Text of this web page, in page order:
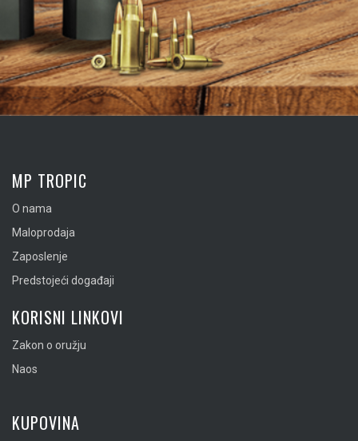
MP TROPIC
O nama
Maloprodaja
Zaposlenje
Predstojeći događaji
KORISNI LINKOVI
Zakon o oružju
Naos
KUPOVINA